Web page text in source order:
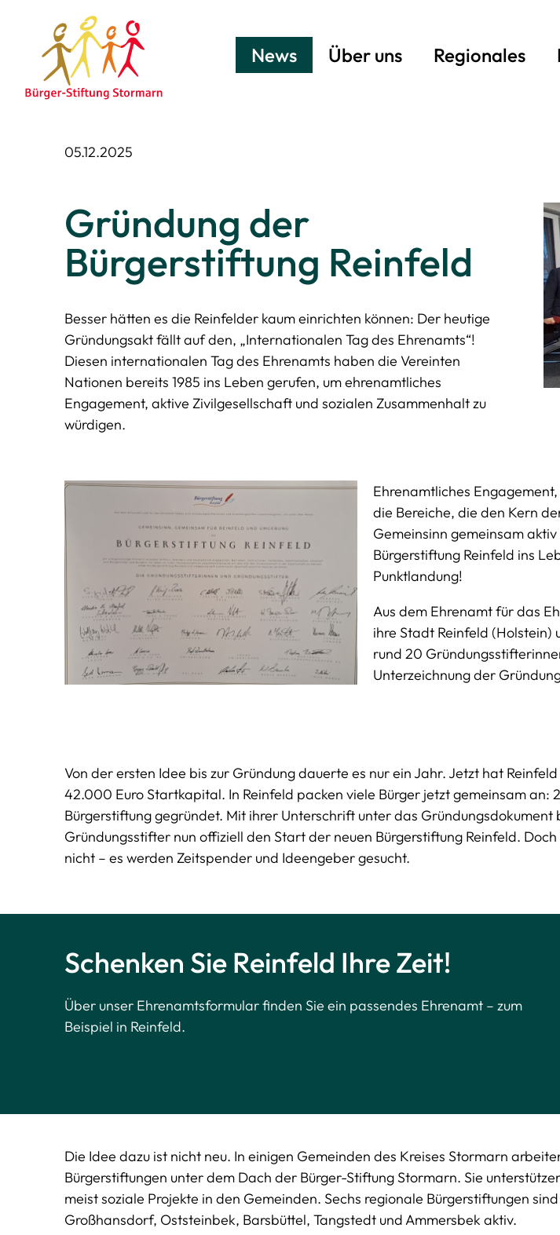
News Über uns Regionales
05.12.2025
Gründung der
Bürgerstiftung Reinfeld
Besser hätten es die Reinfelder kaum einrichten können: Der heutige
Gründungsakt fällt auf den, „Internationalen Tag des Ehrenamts“!
Diesen internationalen Tag des Ehrenamts haben die Vereinten
Nationen bereits 1985 ins Leben gerufen, um ehrenamtliches
Engagement, aktive Zivilgesellschaft und sozialen Zusammenhalt zu
würdigen.
Ehrenamtliches
die Bereiche, die den Kern
Gemeinsinn gemeinsam
Bürgerstiftung Reinfeld ins
Punktlandung!
Aus dem Ehrenamt für das
ihre Stadt Reinfeld (Holstein)
rund 20
Unterzeichnung der
Von der ersten Idee bis zur Gründung dauerte es nur ein Jahr. Jetzt hat
42.000 Euro Startkapital. In Reinfeld packen viele Bürger jetzt gemeinsam an:
Bürgerstiftung gegründet. Mit ihrer Unterschrift unter das Gründungsdokument
Gründungsstifter nun offiziell den Start der neuen Bürgerstiftung Reinfeld.
nicht – es werden Zeitspender und Ideengeber gesucht.
Schenken Sie Reinfeld Ihre Zeit!
Über unser Ehrenamtsformular finden Sie ein passendes Ehrenamt – zum
Beispiel in Reinfeld.
Die Idee dazu ist nicht neu. In einigen Gemeinden des Kreises Stormarn
Bürgerstiftungen unter dem Dach der Bürger-Stiftung Stormarn. Sie
meist soziale Projekte in den Gemeinden. Sechs regionale Bürgerstiftungen
Großhansdorf, Oststeinbek, Barsbüttel, Tangstedt und Ammersbek aktiv.